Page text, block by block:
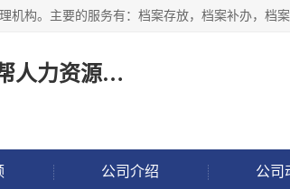
长沙高新技术产业开发区毕业帮人力资源咨询有限责任公司
公司介绍 公司